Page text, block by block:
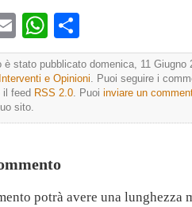
EmailWhatsApp
è stato pubblicato domenica, 11 Giugno
Interventi e Opinioni . Puoi seguire i
il feed RSS 2.0 . Puoi inviare un
sito.
potrà avere una lunghezza